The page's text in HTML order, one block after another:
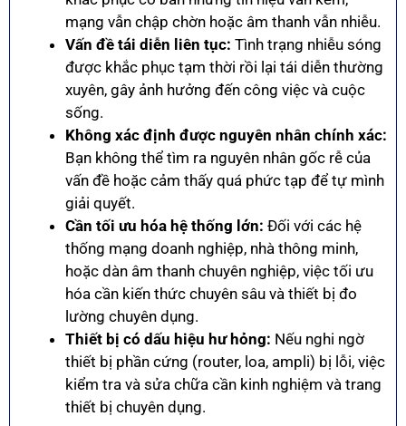
mạng vẫn chập chờn hoặc âm thanh vẫn nhiễu.
Vấn đề tái diễn liên tục: Tình trạng nhiễu sóng
được khắc phục tạm thời rồi lại tái diễn thường
xuyên, gây ảnh hưởng đến công việc và cuộc
sống.
Không xác định được nguyên nhân chính xác:
Bạn không thể tìm ra nguyên nhân gốc rễ của
vấn đề hoặc cảm thấy quá phức tạp để tự mình
giải quyết.
Cần tối ưu hóa hệ thống lớn: Đối với các hệ
thống mạng doanh nghiệp, nhà thông minh,
hoặc dàn âm thanh chuyên nghiệp, việc tối ưu
hóa cần kiến thức chuyên sâu và thiết bị đo
lường chuyên dụng.
Thiết bị có dấu hiệu hư hỏng: Nếu nghi ngờ
thiết bị phần cứng (router, loa, ampli) bị lỗi, việc
kiểm tra và sửa chữa cần kinh nghiệm và trang
thiết bị chuyên dụng.